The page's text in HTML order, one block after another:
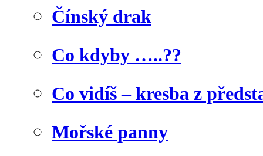
Čínský drak
Co kdyby …..??
Co vidíš – kresba z
Mořské panny